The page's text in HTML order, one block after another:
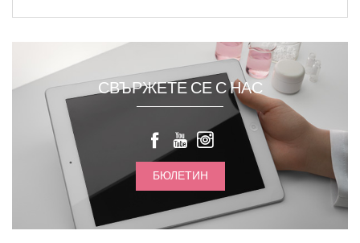
СВЪРЖЕТЕ СЕ С НАС
БЮЛЕТИН